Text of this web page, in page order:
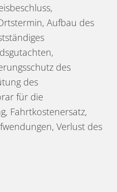
Aufbau des
des
des
für die
Fahrtkostenersatz,
Verlust des